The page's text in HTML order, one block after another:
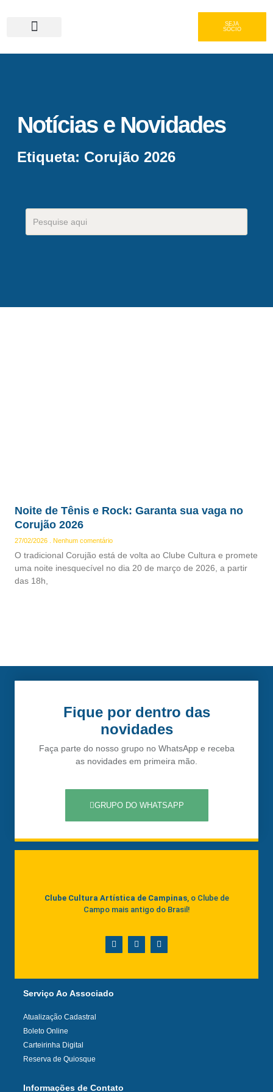
SEJA
SÓCIO
Notícias e Novidades
Etiqueta: Corujão 2026
Noite de Tênis e Rock: Garanta sua vaga no
Corujão 2026
27/02/2026 Nenhum comentário
O tradicional Corujão está de volta ao Clube Cultura e promete
uma noite inesquecível no dia 20 de março de 2026, a partir
das 18h,
Fique por dentro das
novidades
Faça parte do nosso grupo no WhatsApp e receba
as novidades em primeira mão.
GRUPO DO WHATSAPP
Clube Cultura Artística de Campinas, o Clube de
Campo mais antigo do Brasil!
Serviço Ao Associado
Atualização Cadastral
Boleto Online
Carteirinha Digital
Reserva de Quiosque
Informações de Contato